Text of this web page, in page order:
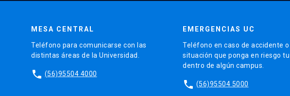
MESA CENTRAL
Teléfono para comunicarse con las
distintas áreas de la Universidad.
phone (56)95504 4000
EMERGENCIAS UC
Teléfono en caso de accidente o
situación que ponga en riesgo
dentro de algún campus.
phone (56)95504 5000